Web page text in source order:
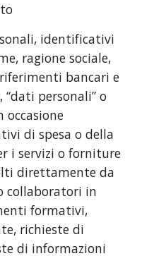
identificativi
ragione sociale,
bancari e
personali” o
occasione
di spesa o della
i servizi o forniture
direttamente da
collaboratori in
formativi,
richieste di
di informazioni